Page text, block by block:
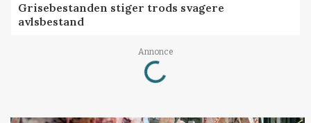
Grisebestanden stiger trods svagere
avlsbestand
Annonce
Loading...